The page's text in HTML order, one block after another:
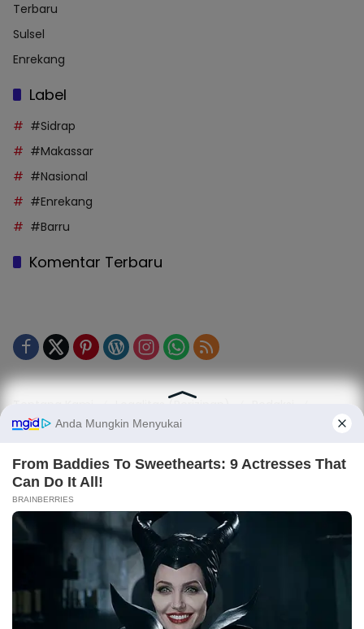
Terbaru
Sulsel
Enrekang
Label
#Sidrap
#Makassar
#Nasional
#Enrekang
#Barru
Komentar Terbaru
SOP Perlindungan Jurnalis
Kode Etik Jurnalistik (KEJ)
Pedoman Media Siber (PMS)
Kode Etik Redaksi / Perusahaan PT TOP MEDIA MANDIRI
Disclaimer
Privacy Policy
Copy Right 2025 | PT. TOP MEDIA MANDIRI
×
Light Dark